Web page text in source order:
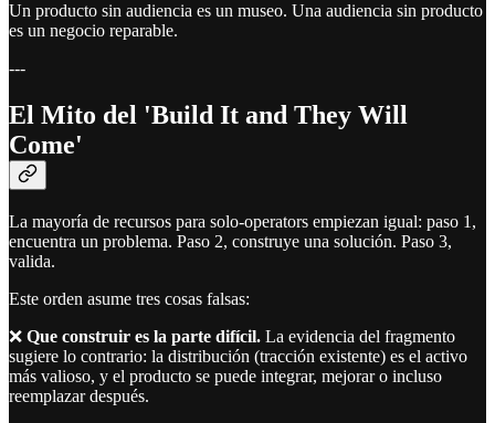
Un producto sin audiencia es un museo. Una audiencia sin producto
es un negocio reparable.
---
El Mito del 'Build It and They Will
Come'
La mayoría de recursos para solo-operators empiezan igual: paso 1,
encuentra un problema. Paso 2, construye una solución. Paso 3,
valida.
Este orden asume tres cosas falsas:
❌ Que construir es la parte difícil. La evidencia del fragmento
sugiere lo contrario: la distribución (tracción existente) es el activo
más valioso, y el producto se puede integrar, mejorar o incluso
reemplazar después.